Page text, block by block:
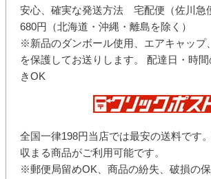
安心、確実な発送方法 宅配便（佐川
680円（北海道・沖縄・離島を除く）
※新品のダンボール使用、エアキャップ
を保護してお送りします。 配達日・時
きOK
全国一律198円当店では最安の送料です
収まる商品がご利用可能です。
※郵便局留めOK、商品の紛失、破損の